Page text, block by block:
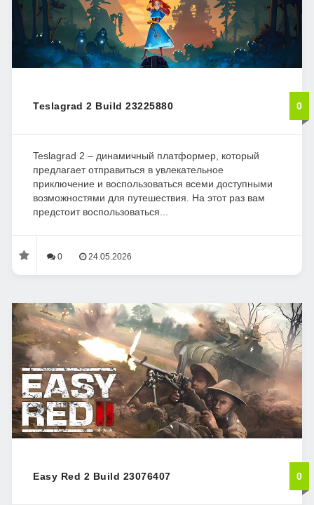
Teslagrad 2 Build 23225880 0
Teslagrad 2 – динамичный платформер, который
предлагает отправиться в увлекательное
приключение и воспользоваться всеми доступными
возможностями для путешествия. На этот раз вам
предстоит воспользоваться...
0 24.05.2026
Easy Red 2 Build 23076407 0